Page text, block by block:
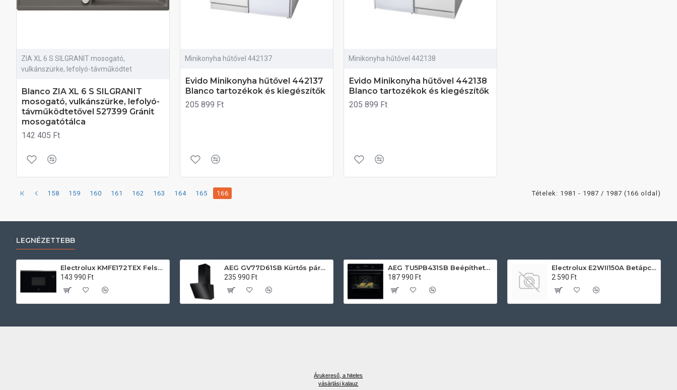
ZIA XL 6 S SILGRANIT mosogató,
vulkánszürke, lefolyó-távműködtet
Blanco ZIA XL 6 S SILGRANIT
mosogató, vulkánszürke, lefolyó-
távműködtetővel 527399 Gránit
mosogatótálca
142 405 Ft
Minikonyha hűtővel 442137
Evido Minikonyha hűtővel 442137
Blanco tartozékok és kiegészítők
205 899 Ft
Minikonyha hűtővel 442138
Evido Minikonyha hűtővel 442138
Blanco tartozékok és kiegészítők
205 899 Ft
158 159 160 161 162 163 164 165 166 Tételek: 1981 - 1987 / 1987 (166 oldal)
LEGNÉZETTEBB
Electrolux KMFE172TEX Felsőszekrénybe építhető mikrohullámú sütő
143 990 Ft
AEG GV77D61SB Kürtős páraelszívó
235 990 Ft
AEG TU5PB431SB Beépíthető villany sütő
187 990 Ft
Electrolux E2WII150A Betápcső mosógéphez és mosogatógéphez
2 590 Ft
Árukereső, a hiteles
vásárlási kalauz